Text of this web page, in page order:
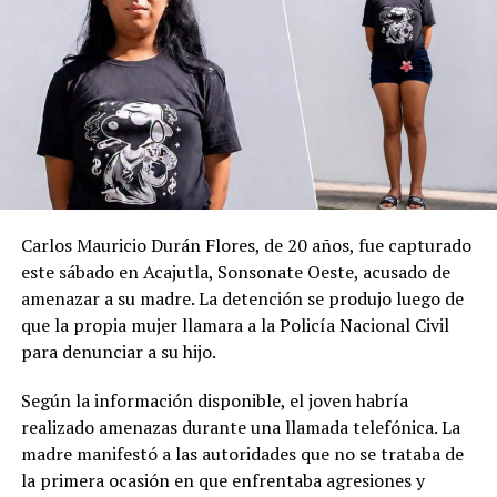
Comparte esto:
Facebook X
Me gusta esto:
Relacionado
Carlos Mauricio Durán Flores, de 20 años, fue capturado
este sábado en Acajutla, Sonsonate Oeste, acusado de
amenazar a su madre. La detención se produjo luego de
que la propia mujer llamara a la Policía Nacional Civil
para denunciar a su hijo.
Según la información disponible, el joven habría
realizado amenazas durante una llamada telefónica. La
madre manifestó a las autoridades que no se trataba de
la primera ocasión en que enfrentaba agresiones y